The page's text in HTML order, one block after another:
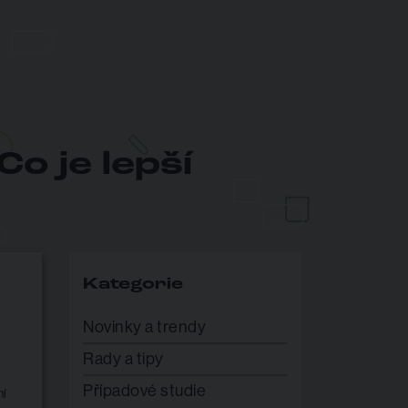
je lepší
Kategorie
Novinky a trendy
Rady a tipy
Případové studie